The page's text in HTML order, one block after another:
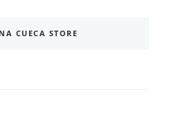
CUECA STORE